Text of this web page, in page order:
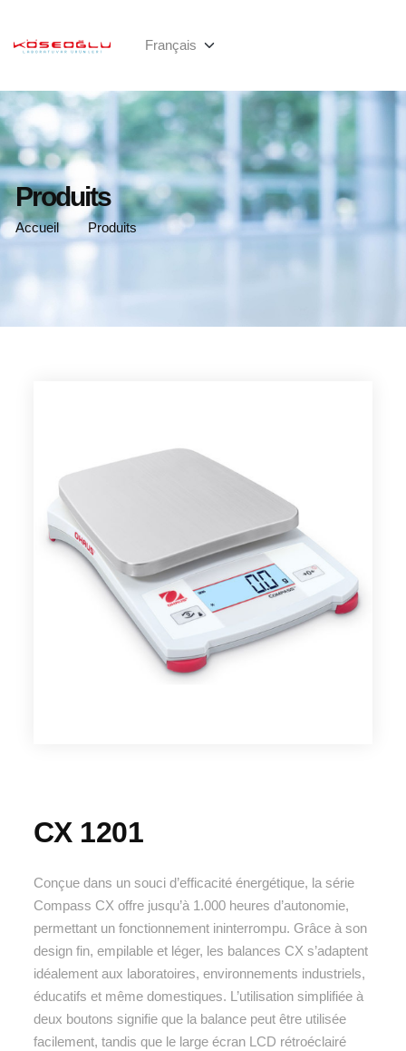
Produits
Accueil Produits
CX 1201
Conçue dans un souci d’efficacité énergétique, la série
Compass CX offre jusqu’à 1.000 heures d’autonomie,
permettant un fonctionnement ininterrompu. Grâce à son
design fin, empilable et léger, les balances CX s’adaptent
idéalement aux laboratoires, environnements industriels,
éducatifs et même domestiques. L’utilisation simplifiée à
deux boutons signifie que la balance peut être utilisée
facilement, tandis que le large écran LCD rétroéclairé